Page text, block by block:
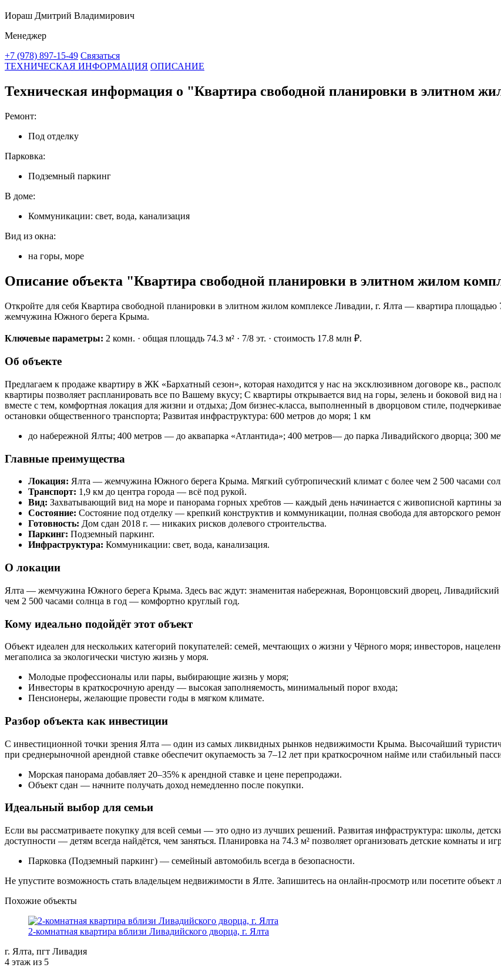
Иораш Дмитрий Владимирович
Менеджер
+7 (978) 897-15-49 Связаться
ТЕХНИЧЕСКАЯ ИНФОРМАЦИЯ ОПИСАНИЕ
Техническая информация о "Квартира свободной планировки в элитном
Ремонт:
Под отделку
Парковка:
Подземный паркинг
В доме:
Коммуникации: свет, вода, канализация
Вид из окна:
на горы, море
Описание объекта "Квартира свободной планировки в элитном жилом
Откройте для себя Квартира свободной планировки в элитном жилом комплексе Ливадии, г. Ялта — квартира
жемчужина Южного берега Крыма.
Ключевые параметры: 2 комн. · общая площадь 74.3 м² · 7/8 эт. · стоимость 17.8 млн ₽.
Об объекте
Предлагаем к продаже квартиру в ЖК «Бархатный сезон», которая находится у нас на эксклюзивном договоре кв.,
квартиры позволяет распланировать все по Вашему вкусу; С квартиры открывается вид на горы, зелень и боковой вид
вместе с тем, комфортная локация для жизни и отдыха; Дом бизнес-класса, выполненный в дворцовом стиле,
остановки общественного транспорта; Развитая инфраструктура: 600 метров до моря; 1 км
до набережной Ялты; 400 метров — до аквапарка «Атлантида»; 400 метров— до парка Ливадийского дворца; 300
Главные преимущества
Локация: Ялта — жемчужина Южного берега Крыма. Мягкий субтропический климат с более чем 2 500 часами
Транспорт: 1,9 км до центра города — всё под рукой.
Вид: Захватывающий вид на море и панорама горных хребтов — каждый день начинается с живописной картины
Состояние: Состояние под отделку — крепкий конструктив и коммуникации, полная свобода для авторского
Готовность: Дом сдан 2018 г. — никаких рисков долевого строительства.
Паркинг: Подземный паркинг.
Инфраструктура: Коммуникации: свет, вода, канализация.
О локации
Ялта — жемчужина Южного берега Крыма. Здесь вас ждут: знаменитая набережная, Воронцовский дворец, Ливадийский
чем 2 500 часами солнца в год — комфортно круглый год.
Кому идеально подойдёт этот объект
Объект идеален для нескольких категорий покупателей: семей, мечтающих о жизни у Чёрного моря; инвесторов,
мегаполиса за экологически чистую жизнь у моря.
Молодые профессионалы или пары, выбирающие жизнь у моря;
Инвесторы в краткосрочную аренду — высокая заполняемость, минимальный порог входа;
Пенсионеры, желающие провести годы в мягком климате.
Разбор объекта как инвестиции
С инвестиционной точки зрения Ялта — один из самых ликвидных рынков недвижимости Крыма. Высочайший
при среднерыночной арендной ставке обеспечит окупаемость за 7–12 лет при краткосрочном найме или стабильный
Морская панорама добавляет 20–35% к арендной ставке и цене перепродажи.
Объект сдан — начните получать доход немедленно после покупки.
Идеальный выбор для семьи
Если вы рассматриваете покупку для всей семьи — это одно из лучших решений. Развитая инфраструктура: школы,
доступности — детям всегда найдётся, чем заняться. Планировка на 74.3 м² позволяет организовать детские комнаты и
Парковка (Подземный паркинг) — семейный автомобиль всегда в безопасности.
Не упустите возможность стать владельцем недвижимости в Ялте. Запишитесь на онлайн-просмотр или посетите
Похожие объекты
2-комнатная квартира вблизи Ливадийского дворца, г. Ялта
г. Ялта, пгт Ливадия
4 этаж из 5